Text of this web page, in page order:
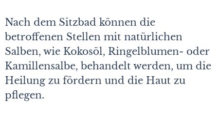
Nach dem Sitzbad können die
betroffenen Stellen mit natürlichen
Salben, wie Kokosöl, Ringelblumen- oder
Kamillensalbe, behandelt werden, um die
Heilung zu fördern und die Haut zu
pflegen.